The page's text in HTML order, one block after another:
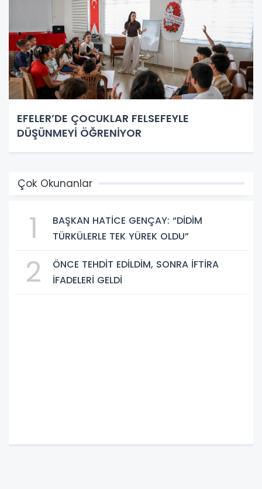
EFELER’DE ÇOCUKLAR FELSEFEYLE
DÜŞÜNMEYİ ÖĞRENİYOR
Çok Okunanlar
1
BAŞKAN HATİCE GENÇAY: “DİDİM
TÜRKÜLERLE TEK YÜREK OLDU”
2
ÖNCE TEHDİT EDİLDİM, SONRA İFTİRA
İFADELERİ GELDİ